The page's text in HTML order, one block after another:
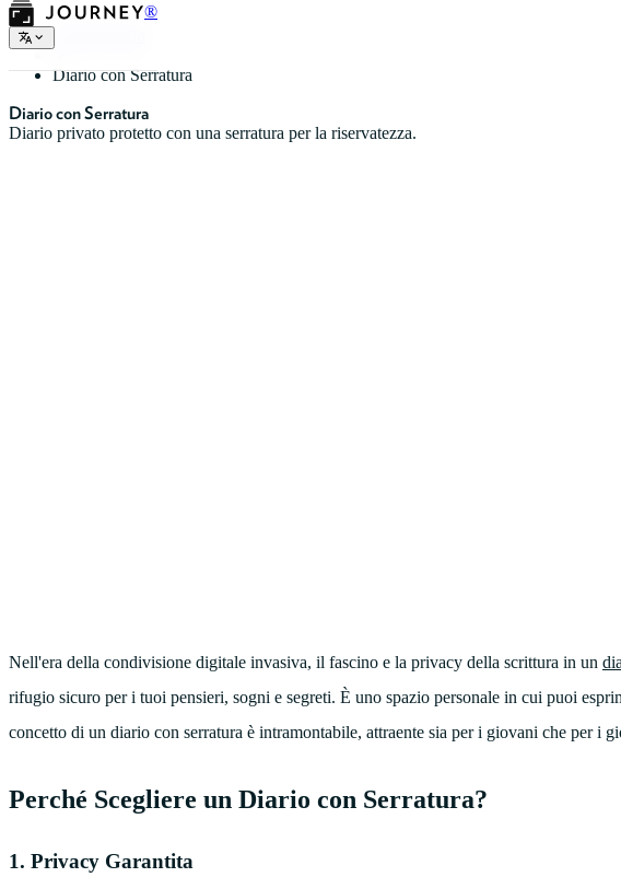
®
Tipi di Diario
Diario con Serratura
Diario con Serratura
Diario privato protetto con una serratura per la riservatezza.
Nell'era della condivisione digitale invasiva, il fascino e la privacy della scrittura in un
rifugio sicuro per i tuoi pensieri, sogni e segreti. È uno spazio personale in cui puoi
concetto di un diario con serratura è intramontabile, attraente sia per i giovani che per i
Perché Scegliere un Diario con Serratura?
1. Privacy Garantita